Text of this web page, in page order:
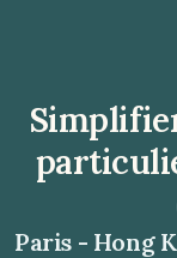
Paris - Hong